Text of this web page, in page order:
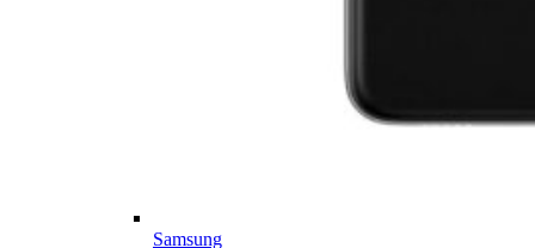
Samsung